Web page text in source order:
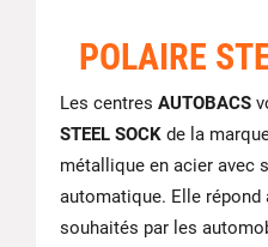
POLAIRE
Les centres AUTOBACS
STEEL SOCK de la
métallique en acier avec
automatique. Elle répond
souhaités par les